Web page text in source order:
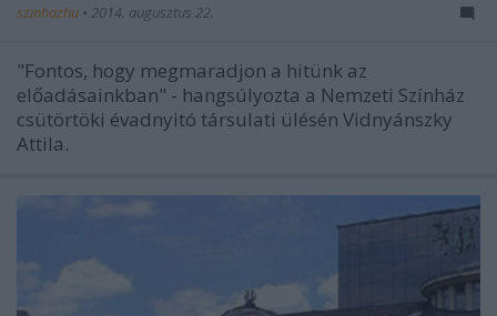
szinhazhu • 2014. augusztus 22.
"Fontos, hogy megmaradjon a hitünk az
előadásainkban" - hangsúlyozta a Nemzeti Színház
csütörtöki évadnyitó társulati ülésén Vidnyánszky
Attila.